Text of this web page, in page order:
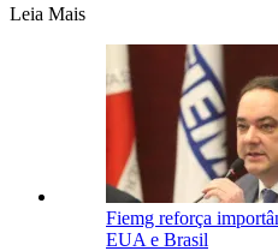
Leia Mais
Fiemg reforça
EUA e Brasil